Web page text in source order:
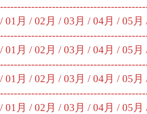
01月 / 02月 / 03月 / 04月 / 05月
01月 / 02月 / 03月 / 04月 / 05月
01月 / 02月 / 03月 / 04月 / 05月
01月 / 02月 / 03月 / 04月 / 05月